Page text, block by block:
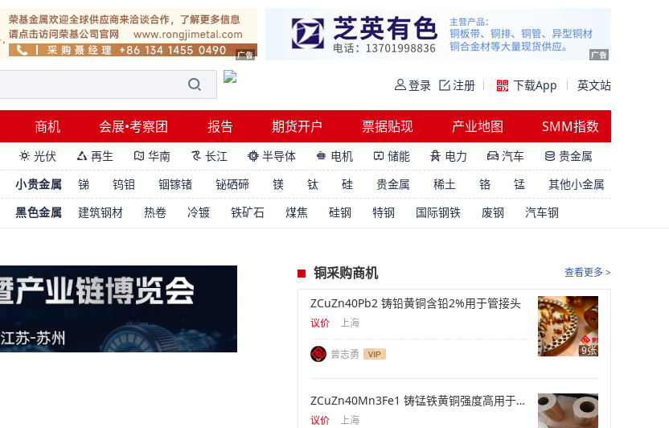
登录 注册 下载App 英文站
商机 会展•考察团 报告 期货开户 票据贴现 产业地图 SMM指数
 光伏  再生  华南  长江  半导体  电机  储能  电力  汽车  贵金属
小贵金属 锑 钨钼 铟镓锗 铋硒碲 镁 钛 硅 贵金属 稀土 铬 锰
其他小金属
黑色金属 建筑钢材 热卷 冷镀 铁矿石 煤焦 硅钢 特钢 国际钢铁 废钢 汽车钢
铜采购商机 查看更多 >
ZCuZn40Pb2 铸铅黄铜含铅2%用于管接头
议价 上海
曾志勇 9张
ZCuZn40Mn3Fe1 铸锰铁黄铜强度高用于重型螺母
议价 上海